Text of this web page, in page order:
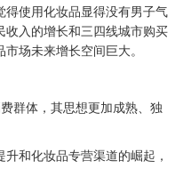
得使用化妆品显得没有男子气
收入的增长和三四线城市购买
场未来增长空间巨大。
群体，其思想更加成熟、独
和化妆品专营渠道的崛起，